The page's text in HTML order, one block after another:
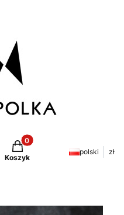
Produkty w koszyku: 0.
Koszyk
polski zł